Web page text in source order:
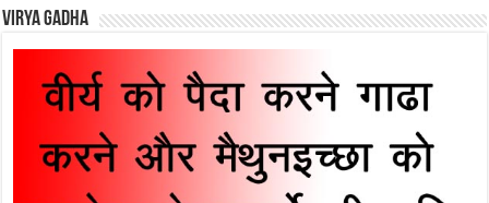
Virya Gadha